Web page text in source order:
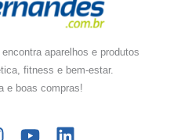
aparelhos e produtos
fitness e bem-estar.
e boas compras!